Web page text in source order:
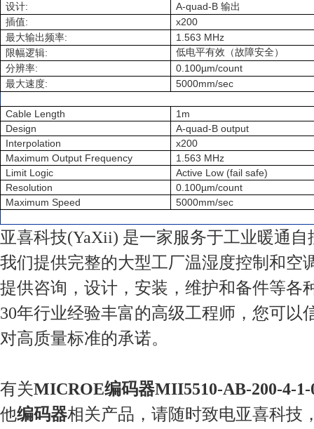
设计: A-quad-B 输出
插值: x200
最大输出频率: 1.563 MHz
限幅逻辑:
低电平有效（故障安全）
分辨率: 0.100µm/count
最大速度: 5000mm/sec
Cable Length
1m
Design
A-quad-B output
Interpolation
x200
Maximum Output Frequency
1.563 MHz
Limit Logic
Active Low (fail safe)
Resolution
0.100µm/count
Maximum Speed
5000mm/sec
亚喜科技(YaXii) 是一家服务于工业暖通自
我们提供完整的大型工厂温湿度控制和空
提供咨询，设计，安装，维护和备件等各
30年行业经验丰富的高级工程师，您可以
对高质量标准的承诺。
有关MICROE编码器MII5510-AB-200-4-1-
他编码器相关产品，请随时致电亚喜科技